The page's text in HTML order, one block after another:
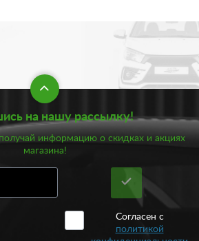
на нашу рассылку!
информацию о скидках и акциях
магазина!
Согласен с
политикой